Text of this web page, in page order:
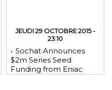
JEUDI 29 OCTOBRE 2015 -
23:10
Sochat Announces
$2m Series Seed
Funding from Eniac